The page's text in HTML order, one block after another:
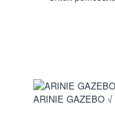
ARINIE GAZEBO